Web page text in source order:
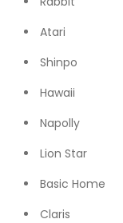
Atari
Shinpo
Hawaii
Napolly
Lion Star
Basic Home
Claris